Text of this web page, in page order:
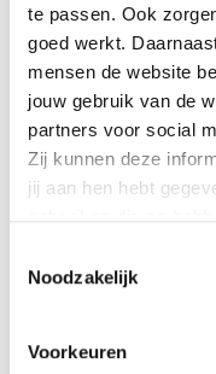
te passen. Ook
goed werkt.
mensen de website
jouw gebruik van de
partners voor social
Zij kunnen deze
jij aan hen hebt
Noodzakelijk
Voorkeuren
nieuw gerelateerde
In het Antonius
van vorig jaar een
met een aantal oud
Er zijn vanuit de
agressie en/of
onder begeleiding
personeel kon over